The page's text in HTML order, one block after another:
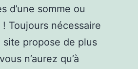
d’une somme ou
Toujours nécessaire
site propose de plus
n’aurez qu’à